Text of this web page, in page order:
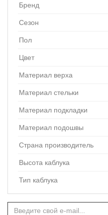
Бренд
Сезон
Пол
Цвет
Материал верха
Материал стельки
Материал подкладки
Материал подошвы
Страна производитель
Высота каблука
Тип каблука